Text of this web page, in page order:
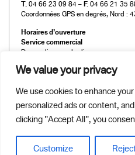
We value your privacy
We use cookies to enhance
personalized ads or content,
clicking "Accept All", you
Customize
T. 04 66 23 09 84 – F. 04 66 21 35
Coordonnées GPS en degrés, Nord :
Horaires d’ouverture
Service commercial
Du mardi au vendredi :
Le samedi :
Du mardi au vendredi :
de 9h00 à 12h00 et de 14h00 à
de 9h00 à 12h00 et de 14h00 à